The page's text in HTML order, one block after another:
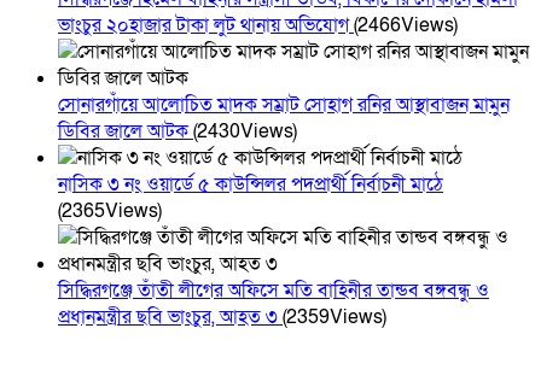
ভাংচুর ২০হাজার টাকা লুট থানায় অভিযোগ(2466Views)
সোনারগাঁয়ে আলোচিত মাদক সম্রাট সোহাগ রনির আস্থাবাজন মামুন
ডিবির জালে আটক(2430Views)
নাসিক ৩ নং ওয়ার্ডে ৫ কাউন্সিলর পদপ্রার্থী নির্বাচনী মাঠে
(2365Views)
সিদ্ধিরগঞ্জে তাঁতী লীগের অফিসে মতি বাহিনীর তান্ডব বঙ্গবন্ধু ও
প্রধানমন্ত্রীর ছবি ভাংচুর, আহত ৩(2359Views)